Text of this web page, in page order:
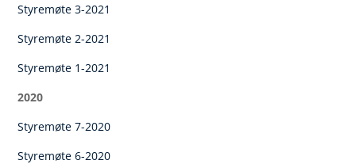
Styremøte 3-2021
Styremøte 2-2021
Styremøte 1-2021
2020
Styremøte 7-2020
Styremøte 6-2020